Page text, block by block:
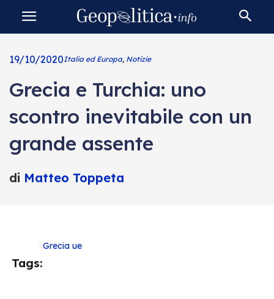
19/10/2020Italia ed Europa, Notizie
Grecia e Turchia: uno
scontro inevitabile con un
grande assente
di Matteo Toppeta
Tags:
Grecia ue